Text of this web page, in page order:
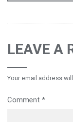
LEAVE A
Your email address
Comment *